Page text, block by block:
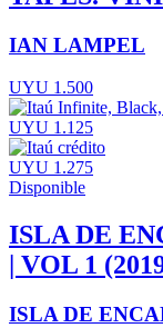
IAN LAMPEL
UYU 1.500
UYU 1.125
UYU 1.275
Disponible
ISLA DE
| VOL 1
ISLA DE